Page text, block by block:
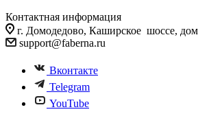
Контактная информация
г. Домодедово, Каширское шоссе,
support@faberna.ru
Вконтакте
Telegram
YouTube